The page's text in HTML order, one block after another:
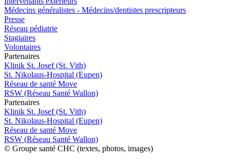
Médecins généralistes - Médecins/dentistes prescripteurs
Presse
Réseau pédiatrie
Stagiaires
Volontaires
Partenaires
Klinik St. Josef (St. Vith)
St. Nikolaus-Hospital (Eupen)
Réseau de santé Move
RSW (Réseau Santé Wallon)
Partenaires
Klinik St. Josef (St. Vith)
St. Nikolaus-Hospital (Eupen)
Réseau de santé Move
RSW (Réseau Santé Wallon)
© Groupe santé CHC (textes, photos, images)